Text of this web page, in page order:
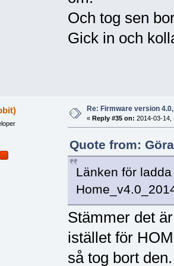
Och tog sen
Gick in och
Re: Firmware version
« Reply #35 on: 2014-03-14,
Quote from:
Länken för
Stämmer det
istället för
så tog bort